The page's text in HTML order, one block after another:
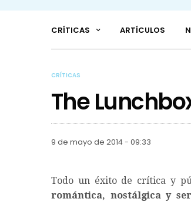
CRÍTICAS ARTÍCULOS
CRÍTICAS
The
9 de mayo de 2014 - 09:33
Todo un éxito de crítica y
romántica, nostálgica y